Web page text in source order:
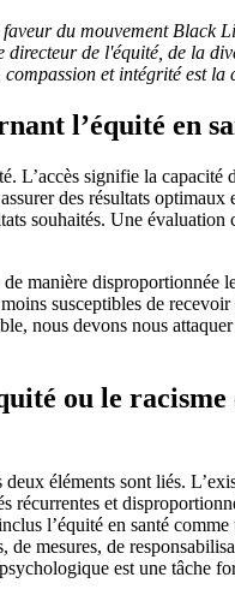
du mouvement
de l'équité, de la
et intégrité est
l’équité en
L’accès signifie la
des résultats
souhaités. Une
manière
susceptibles de
nous devons nous
ou le
éléments sont liés.
et
l’équité en santé
mesures, de
est une